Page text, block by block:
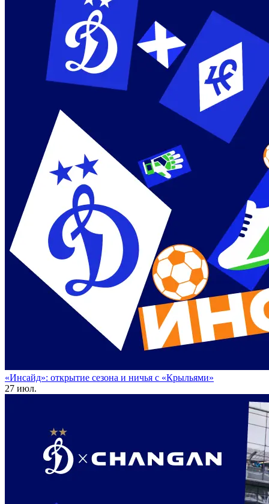
«Инсайд»: открытие сезона и ничья с «Крыльями»
27 июл.